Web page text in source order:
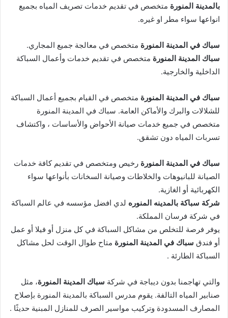
بالمدينة المنورة متخصص في تقديم خدمات تصريف المياه بجميع
انواعها سواء مطر او غيره.
سباك في المدينة المنورة متخصص في معالجة جميع المجاري.
سباك المدينة المنورة متخصص في تقديم خدمات وأعمال السباكة
الداخلية والخارجية.
سباك في المدينة المنورة متخصص في القيام بجميع أعمال السباكة
للشلالات والبرك والأماكن العامة. سباك في المدينة المنورة
متخصص في جميع خدمات صيانة الأحواض والأساسات ، واكتشاف
تسربات المياه دون تشقق.
سباك في المدينة المنورة رخيص ومتخصص في تقديم كافة خدمات
الصيانة للبانيوهات والخلاطات وصيانة السخانات بأنواعها سواء
الكهربائية أو الغازية.
شركة سباكة بالمدينه المنوره لدي افضل مؤسسه في عالم السباكة
في شركة فرسان المملكة.
يوفر فرصة للتخلص من مشاكل السباكة في كل منزل أو فيلا أو عمل
أو فندق سباك في المدينة المنورة متاح طوال الوقت لحل مشاكل
السباكة الطارئة .
والتي تهاجمنا بدون ديباجة في شركة سباك المدينة المنورة، مثل
صنابير المياه التالفة. يقوم مدرس السباكة بالمدينة المنورة بإصلاح
المصارف المسدودة وتركيب مواسير الصرف للمنازل المبنية حديثًا .